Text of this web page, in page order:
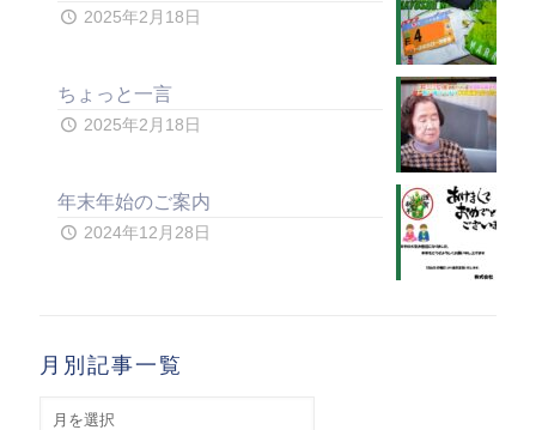
2025年2月18日
ちょっと一言
2025年2月18日
年末年始のご案内
2024年12月28日
月別記事一覧